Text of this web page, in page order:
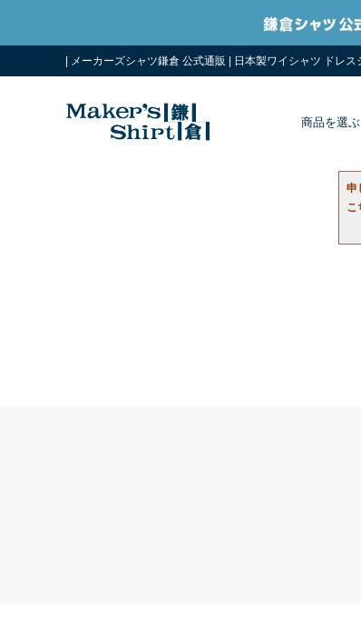
| メーカーズシャツ鎌倉 公式通販 | 日本製ワイシャツ ドレス
商品を選ぶ
申
こ